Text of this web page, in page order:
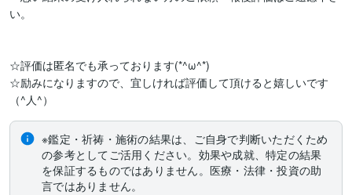
い。
☆評価は匿名でも承っております(*^ω^*)
☆励みになりますので、宜しければ評価して頂けると嬉しいです
（^人^）
※鑑定・祈祷・施術の結果は、ご自身で判断いただくため
の参考としてご活用ください。効果や成就、特定の結果
を保証するものではありません。医療・法律・投資の助
言ではありません。